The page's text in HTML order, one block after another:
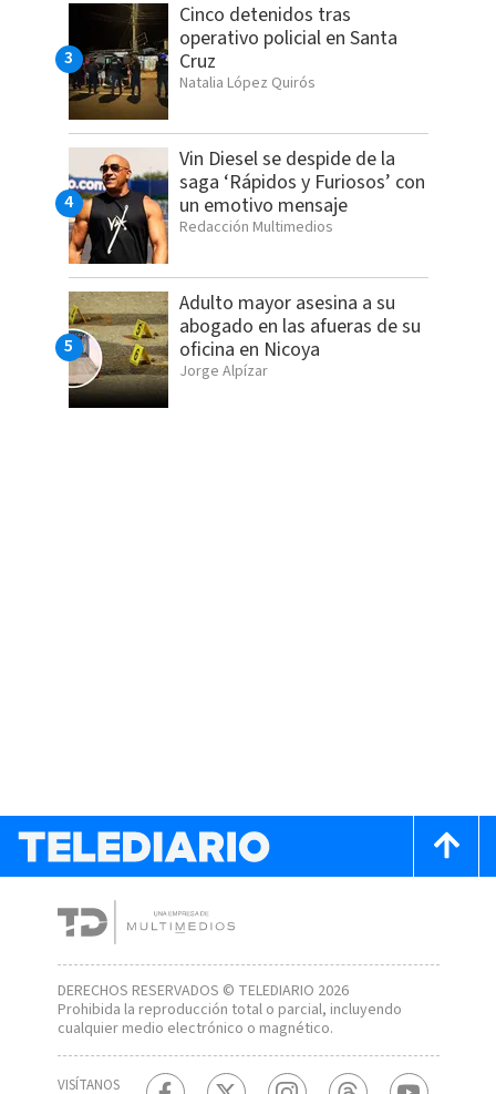
Cinco detenidos tras
operativo policial en Santa
Cruz
Natalia López Quirós
Vin Diesel se despide de la
saga ‘Rápidos y Furiosos’ con
un emotivo mensaje
Redacción Multimedios
Adulto mayor asesina a su
abogado en las afueras de su
oficina en Nicoya
Jorge Alpízar
DERECHOS RESERVADOS © TELEDIARIO 2026
Prohibida la reproducción total o parcial, incluyendo
cualquier medio electrónico o magnético.
VISÍTANOS